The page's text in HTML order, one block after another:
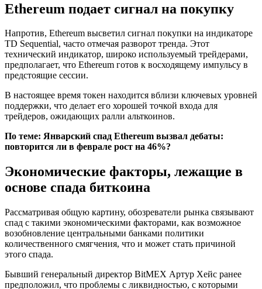
Ethereum подает сигнал на покупку
Напротив, Ethereum высветил сигнал покупки на индикаторе
TD Sequential, часто отмечая разворот тренда. Этот
технический индикатор, широко используемый трейдерами,
предполагает, что Ethereum готов к восходящему импульсу в
предстоящие сессии.
В настоящее время токен находится вблизи ключевых уровней
поддержки, что делает его хорошей точкой входа для
трейдеров, ожидающих ралли альткоинов.
По теме: Январский спад Ethereum вызвал дебаты:
повторится ли в феврале рост на 46%?
Экономические факторы, лежащие в
основе спада биткоина
Рассматривая общую картину, обозреватели рынка связывают
спад с такими экономическими факторами, как возможное
возобновление центральными банками политики
количественного смягчения, что и может стать причиной
этого спада.
Бывший генеральный директор BitMEX Артур Хейс ранее
предположил, что проблемы с ликвидностью, с которыми